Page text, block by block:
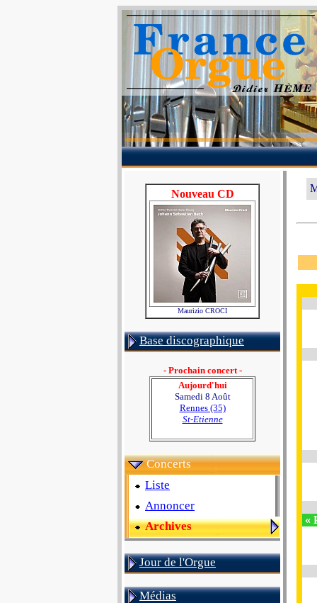
Nouveau CD
Maurizio CROCI
Base discographique
- Prochain concert -
Aujourd'hui
Samedi 8 Août
Rennes (35)
St-Etienne
Concerts
Liste
Annoncer
Archives
Jour de l'Orgue
Médias
«